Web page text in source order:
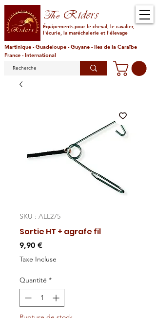
TheRiders
Équipements pour le cheval, le cavalier,
l'écurie, la maréchalerie et l'élevage
Martinique - Guadeloupe - Guyane - Iles de la Caraïbe
France - International
SKU : ALL275
Sortie HT + agrafe fil
9,90 €Prix
Taxe Incluse
Quantité *